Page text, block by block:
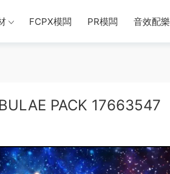
FCPX模闆 PR模闆 音效配樂
PACK 17663547